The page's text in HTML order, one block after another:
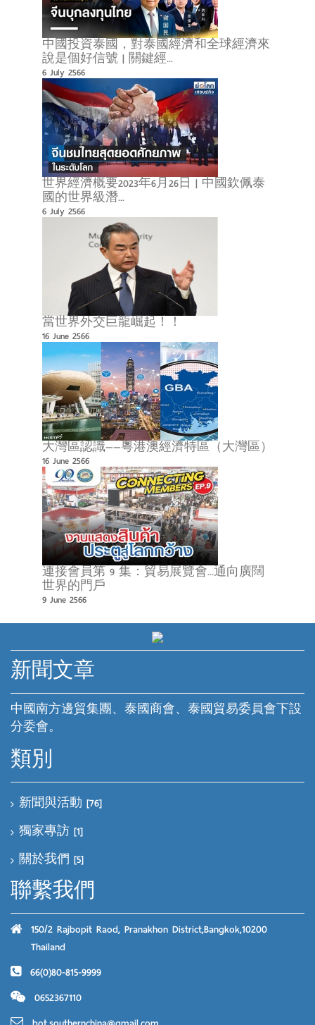
中國投資泰國，對泰國經濟和全球經濟來
說是個好信號 | 關鍵經...
6 July 2566
世界經濟概要2023年6月26日 | 中國欽佩泰
國的世界級潛...
6 July 2566
當世界外交巨龍崛起！！
16 June 2566
大灣區認識——粵港澳經濟特區（大灣區）
16 June 2566
連接會員第 9 集：貿易展覽會...通向廣闊
世界的門戶
9 June 2566
新聞文章
中國南方邊貿集團、泰國商會、泰國貿易委員會下設
分委會。
類別
新聞與活動 [76]
獨家專訪 [1]
關於我們 [5]
聯繫我們
150/2 Rajbopit Raod, Pranakhon District,Bangkok,10200
Thailand
66(0)80-815-9999
0652367110